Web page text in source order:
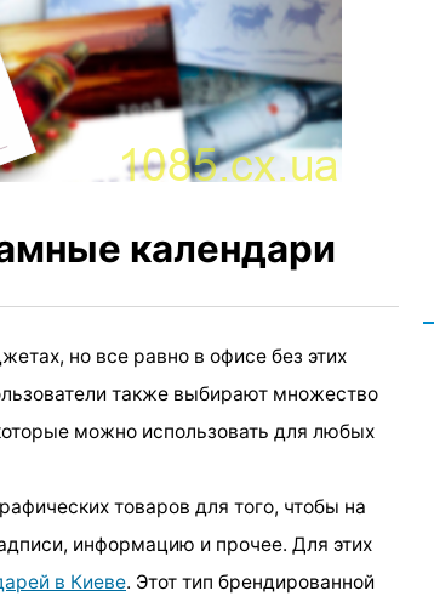
календари
но все равно в офисе без этих
также выбирают множество
можно использовать для любых
товаров для того, чтобы на
информацию и прочее. Для этих
в Киеве. Этот тип брендированной